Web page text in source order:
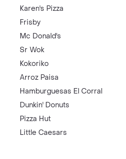
Karen's Pizza
Frisby
Mc Donald's
Sr Wok
Kokoriko
Arroz Paisa
Hamburguesas El Corral
Dunkin' Donuts
Pizza Hut
Little Caesars